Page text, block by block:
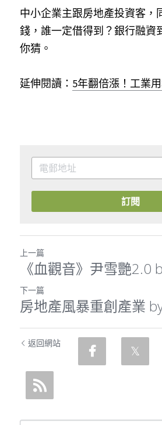
中小企業主跟房地產投資客，
錢，誰一定借得到？銀行融資
你猜。
延伸閱讀： 5年翻倍漲！工業
訂閱
上一篇
《血觀音》尹雪艷2.0
下一篇
房地產風暴重創產業
返回網站